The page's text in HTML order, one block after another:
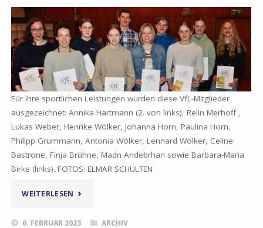
Für ihre sportlichen Leistungen wurden diese VfL-Mitglieder
ausgezeichnet: Annika Hartmann (2. von links), Relin Merhoff ,
Lukas Weber, Henrike Wölker, Johanna Horn, Paulina Horn,
Philipp Grummann, Antonia Wölker, Lennard Wölker, Celine
Bastrone, Finja Brühne, Madn Andebrhan sowie Barbara-Maria
Birke (links). FOTOS: ELMAR SCHULTEN
WEITERLESEN „06.02.2023
6. FEBRUAR 2023 ARCHIV